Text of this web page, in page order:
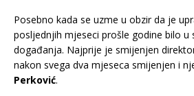
Posebno kada se uzme u obzir da je
posljednjih mjeseci prošle godine bilo u
događanja. Najprije je smijenjen
nakon svega dva mjeseca smijenjen i
Perković.